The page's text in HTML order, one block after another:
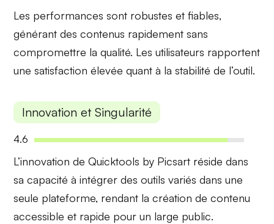
Les performances sont robustes et fiables,
générant des contenus rapidement sans
compromettre la qualité. Les utilisateurs rapportent
une satisfaction élevée quant à la stabilité de l’outil.
Innovation et Singularité
4.6
L’innovation de Quicktools by Picsart réside dans
sacapacité à intégrer des outils variés dans une
seule plateforme, rendant la création de contenu
accessible et rapide pour un large public.